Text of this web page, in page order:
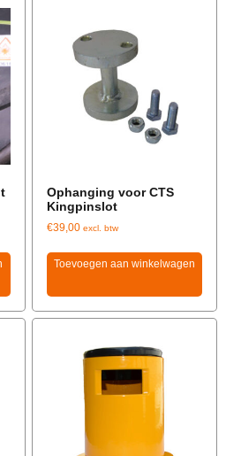
Ophanging voor CTS
Kingpinslot
€39,00 excl. btw
Toevoegen aan winkelwagen